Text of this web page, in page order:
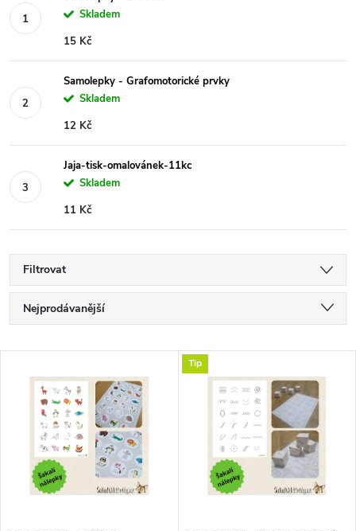
Skladem
15 Kč
Samolepky - Grafomotorické prvky
Skladem
12 Kč
Jaja-tisk-omalovánek-11kc
Skladem
11 Kč
Filtrovat
Ř
a
Nejprodávanější
Abecedně
V
Tip